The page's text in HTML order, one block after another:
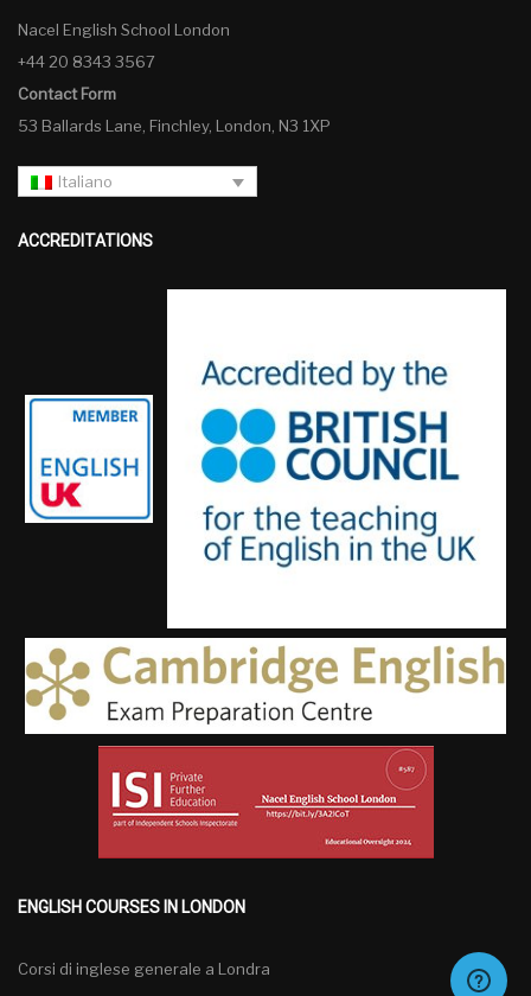
Nacel English School London
+44 20 8343 3567
Contact Form
53 Ballards Lane, Finchley, London, N3 1XP
Italiano
ACCREDITATIONS
ENGLISH COURSES IN LONDON
Corsi di inglese generale a Londra